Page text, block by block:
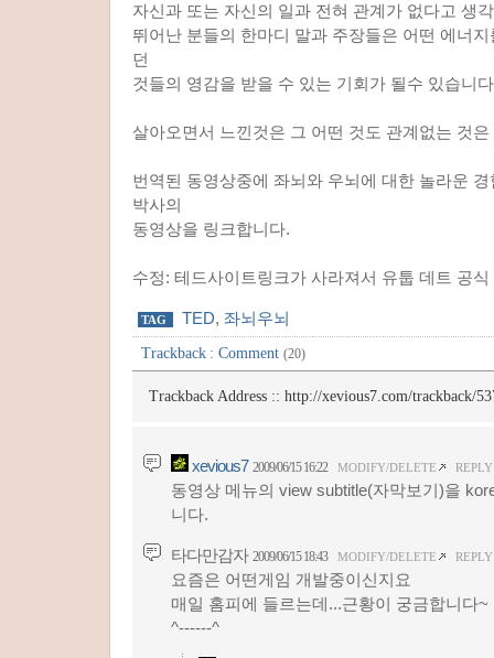
자신과 또는 자신의 일과 전혀 관계가 없다고 생
뛰어난 분들의 한마디 말과 주장들은 어떤 에너
던
것들의 영감을 받을 수 있는 기회가 될수 있습니
살아오면서 느낀것은 그 어떤 것도 관계없는 것
번역된 동영상중에 좌뇌와 우뇌에 대한 놀라운
박사의
동영상을 링크합니다.
수정: 테드사이트링크가 사라져서 유툽 데트 공
TAG TED, 좌뇌우뇌
Trackback : Comment (20)
Trackback Address :: http://xevious7.com/trackback/
xevious7 2009/06/15 16:22 MODIFY/DELETE REPLY
동영상 메뉴의 view subtitle(자막보기)을
니다.
타다만감자 2009/06/15 18:43 MODIFY/DELETE REPLY
요즘은 어떤게임 개발중이신지요
매일 홈피에 들르는데...근황이 궁금합니다~
^------^